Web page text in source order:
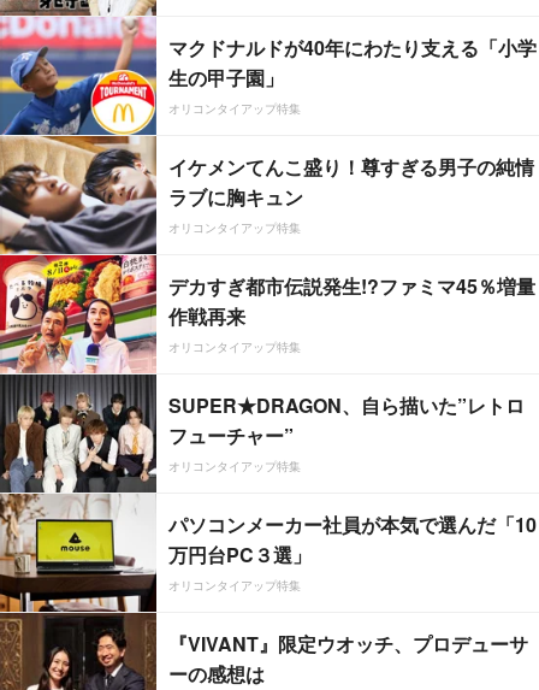
マクドナルドが40年にわたり支える「小学
生の甲子園」
オリコンタイアップ特集
イケメンてんこ盛り！尊すぎる男子の純情
ラブに胸キュン
オリコンタイアップ特集
デカすぎ都市伝説発生!?ファミマ45％増量
作戦再来
オリコンタイアップ特集
SUPER★DRAGON、自ら描いた”レトロ
フューチャー”
オリコンタイアップ特集
パソコンメーカー社員が本気で選んだ「10
万円台PC３選」
オリコンタイアップ特集
『VIVANT』限定ウオッチ、プロデューサ
ーの感想は